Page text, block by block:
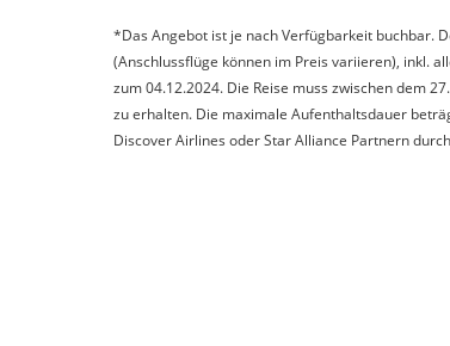
*Das Angebot ist je nach Verfügbarkeit buchbar.
(Anschlussflüge können im Preis variieren), inkl.
zum 04.12.2024. Die Reise muss zwischen dem
zu erhalten. Die maximale Aufenthaltsdauer
Discover Airlines oder Star Alliance Partnern